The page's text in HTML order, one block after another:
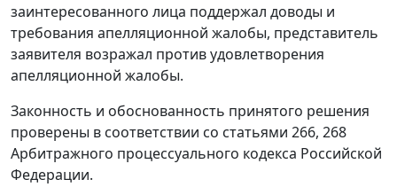
заинтересованного лица поддержал доводы и
требования апелляционной жалобы, представитель
заявителя возражал против удовлетворения
апелляционной жалобы.
Законность и обоснованность принятого решения
проверены в соответствии со статьями 266, 268
Арбитражного процессуального кодекса Российской
Федерации.